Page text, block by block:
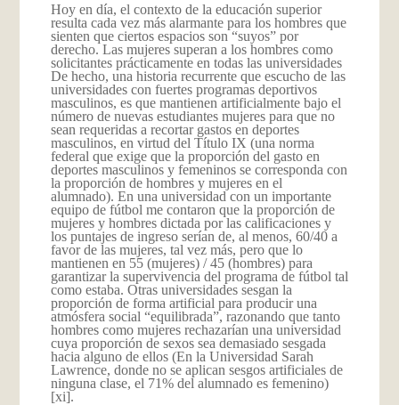
Hoy en día, el contexto de la educación superior
resulta cada vez más alarmante para los hombres que
sienten que ciertos espacios son “suyos” por
derecho. Las mujeres superan a los hombres como
solicitantes prácticamente en todas las universidades
De hecho, una historia recurrente que escucho de las
universidades con fuertes programas deportivos
masculinos, es que mantienen artificialmente bajo el
número de nuevas estudiantes mujeres para que no
sean requeridas a recortar gastos en deportes
masculinos, en virtud del Título IX (una norma
federal que exige que la proporción del gasto en
deportes masculinos y femeninos se corresponda con
la proporción de hombres y mujeres en el
alumnado). En una universidad con un importante
equipo de fútbol me contaron que la proporción de
mujeres y hombres dictada por las calificaciones y
los puntajes de ingreso serían de, al menos, 60/40 a
favor de las mujeres, tal vez más, pero que lo
mantienen en 55 (mujeres) / 45 (hombres) para
garantizar la supervivencia del programa de fútbol tal
como estaba. Otras universidades sesgan la
proporción de forma artificial para producir una
atmósfera social “equilibrada”, razonando que tanto
hombres como mujeres rechazarían una universidad
cuya proporción de sexos sea demasiado sesgada
hacia alguno de ellos (En la Universidad Sarah
Lawrence, donde no se aplican sesgos artificiales de
ninguna clase, el 71% del alumnado es femenino)
[xi].